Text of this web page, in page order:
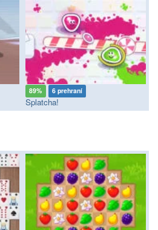
89% 6 prehraní
Splatcha!